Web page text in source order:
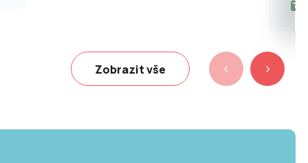
Zobrazit vše